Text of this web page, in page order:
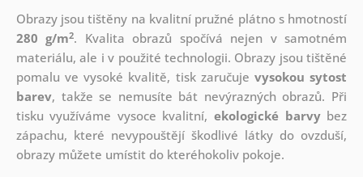
Obrazy jsou tištěny na kvalitní pružné plátno s hmotností
280 g/m2. Kvalita obrazů spočívá nejen v samotném
materiálu, ale i v použité technologii. Obrazy jsou tištěné
pomalu ve vysoké kvalitě, tisk zaručuje vysokou sytost
barev, takže se nemusíte bát nevýrazných obrazů. Při
tisku využíváme vysoce kvalitní,ekologické barvybez
zápachu, které nevypouštějí škodlivé látky do ovzduší,
obrazy můžete umístit do kteréhokoliv pokoje.